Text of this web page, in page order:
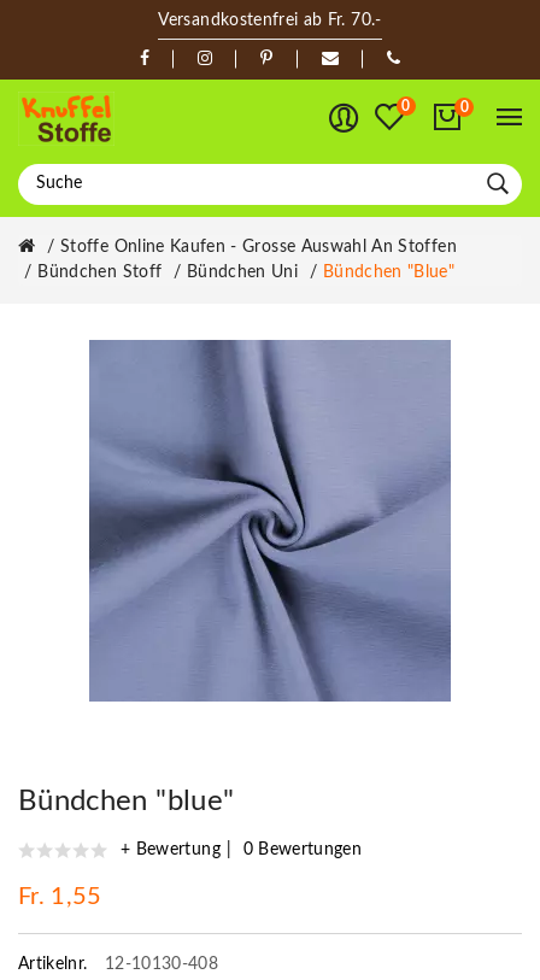
Versandkostenfrei ab Fr. 70.-
0 0
Stoffe Online Kaufen - Grosse Auswahl An Stoffen
Bündchen Stoff
Bündchen Uni Bündchen "blue"
Bündchen "blue"
+ Bewertung 0 Bewertungen
Fr. 1,55
Artikelnr. 12-10130-408